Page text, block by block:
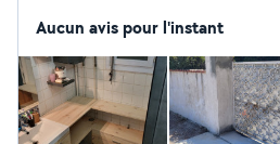
Aucun avis pour l'instant